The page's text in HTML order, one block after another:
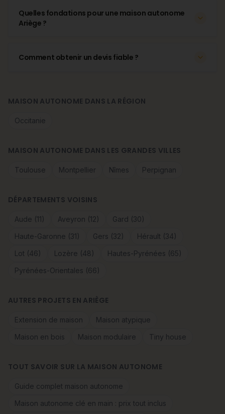
Quelles fondations pour une maison autonome
Ariège ?
Comment obtenir un devis fiable ?
MAISON AUTONOME DANS LA RÉGION
Occitanie
MAISON AUTONOME DANS LES GRANDES VILLES
Toulouse Montpellier Nîmes Perpignan
DÉPARTEMENTS VOISINS
Aude (11) Aveyron (12)
Gard (30)
Haute-Garonne (31)
Gers (32)
Hérault (34)
Lot (46)
Lozère (48)
Hautes-Pyrénées (65)
Pyrénées-Orientales (66)
AUTRES PROJETS EN ARIÈGE
Extension de maison
Maison atypique
Maison en bois
Maison modulaire Tiny house
TOUT SAVOIR SUR LA MAISON AUTONOME
Guide complet maison autonome
Maison autonome clé en main : prix tout inclus